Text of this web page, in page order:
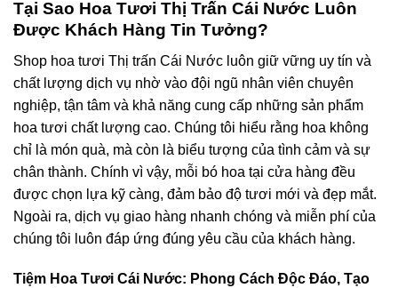
Tại Sao Hoa Tươi Thị Trấn Cái Nước Luôn
Được Khách Hàng Tin Tưởng?
Shop hoa tươi Thị trấn Cái Nước luôn giữ vững uy tín và
chất lượng dịch vụ nhờ vào đội ngũ nhân viên chuyên
nghiệp, tận tâm và khả năng cung cấp những sản phẩm
hoa tươi chất lượng cao. Chúng tôi hiểu rằng hoa không
chỉ là món quà, mà còn là biểu tượng của tình cảm và sự
chân thành. Chính vì vậy, mỗi bó hoa tại cửa hàng đều
được chọn lựa kỹ càng, đảm bảo độ tươi mới và đẹp mắt.
Ngoài ra, dịch vụ giao hàng nhanh chóng và miễn phí của
chúng tôi luôn đáp ứng đúng yêu cầu của khách hàng.
Tiệm Hoa Tươi Cái Nước: Phong Cách Độc Đáo, Tạo